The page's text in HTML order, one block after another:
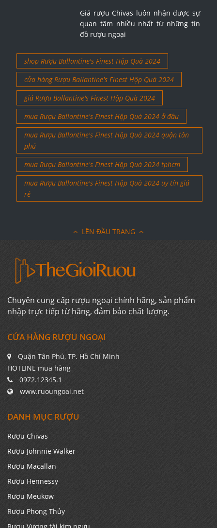
Giá rượu Chivas luôn nhận được sự
quan tâm nhiều nhất từ những tín
đồ rượu ngoại
shop Rượu Ballantine's Finest Hộp Quà 2024
cửa hàng Rượu Ballantine's Finest Hộp Quà 2024
giá Rượu Ballantine's Finest Hộp Quà 2024
mua Rượu Ballantine's Finest Hộp Quà 2024 ở đâu
mua Rượu Ballantine's Finest Hộp Quà 2024 quận tân
phú
mua Rượu Ballantine's Finest Hộp Quà 2024 tphcm
mua Rượu Ballantine's Finest Hộp Quà 2024 uy tín giá
rẻ
LÊN ĐẦU TRANG
Chuyên cung cấp rượu ngoại chính hãng, sản phẩm
nhập trực tiếp từ hãng, đảm bảo chất lượng.
CỬA HÀNG RƯỢU NGOẠI
Quận Tân Phú, TP. Hồ Chí Minh
HOTLINE mua hàng
0972.12345.1
www.ruoungoai.net
DANH MỤC RƯỢU
Rượu Chivas
Rượu Johnnie Walker
Rượu Macallan
Rượu Hennessy
Rượu Meukow
Rượu Phong Thủy